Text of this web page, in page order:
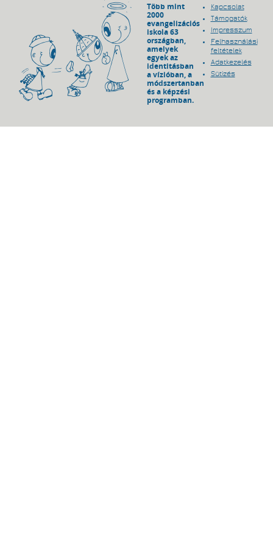
Több mint
2000
evangelizációs
iskola 63
országban,
amelyek
egyek az
identitásban
a vízióban, a
módszertanban
és a képzési
programban.
Kapcsolat
Támogatók
Impresszum
Felhasználási
feltételek
Adatkezelés
Sütizés